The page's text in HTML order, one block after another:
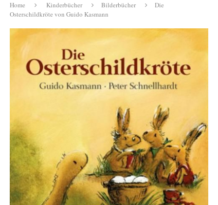
Home Kinderbücher Bilderbücher
Die
Osterschildkröte von Guido Kasmann